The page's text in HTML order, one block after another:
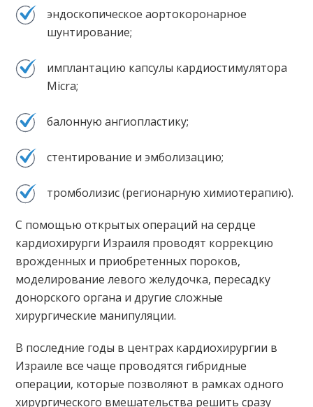
эндоскопическое аортокоронарное
шунтирование;
имплантацию капсулы кардиостимулятора
Micra;
балонную ангиопластику;
стентирование и эмболизацию;
тромболизис (регионарную химиотерапию).
С помощью открытых операций на сердце
кардиохирурги Израиля проводят коррекцию
врожденных и приобретенных пороков,
моделирование левого желудочка, пересадку
донорского органа и другие сложные
хирургические манипуляции.
В последние годы в центрах кардиохирургии в
Израиле все чаще проводятся гибридные
операции, которые позволяют в рамках одного
хирургического вмешательства решить сразу